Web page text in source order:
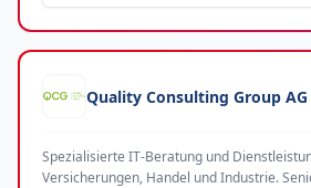
Quality Consulting Group AG
Spezialisierte IT-Beratung und
Versicherungen, Handel und Industrie.